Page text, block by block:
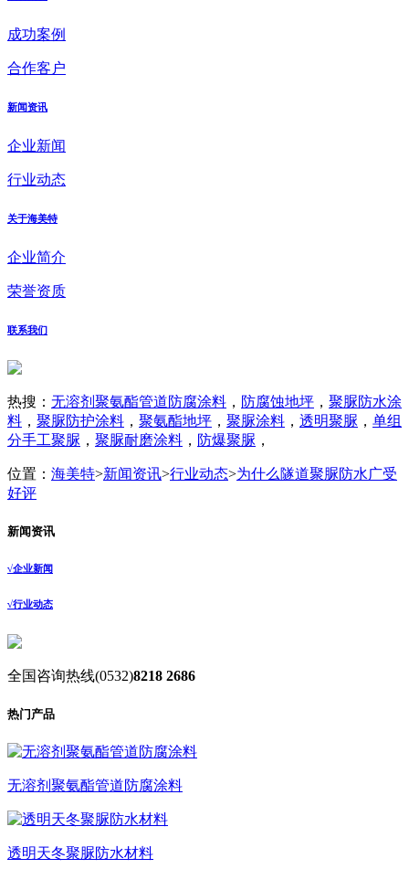
成功案例
合作客户
新闻资讯
企业新闻
行业动态
关于海美特
企业简介
荣誉资质
联系我们
热搜： 无溶剂聚氨酯管道防腐涂料 ， 防腐蚀地坪 ， 聚脲防水涂
料 ， 聚脲防护涂料 ， 聚氨酯地坪 ， 聚脲涂料 ， 透明聚脲 ， 单组
分手工聚脲 ， 聚脲耐磨涂料 ， 防爆聚脲 ，
位置： 海美特>新闻资讯>行业动态>为什么隧道聚脲防水广受
好评
新闻资讯
√企业新闻
√行业动态
全国咨询热线(0532)8218 2686
热门产品
无溶剂聚氨酯管道防腐涂料
透明天冬聚脲防水材料